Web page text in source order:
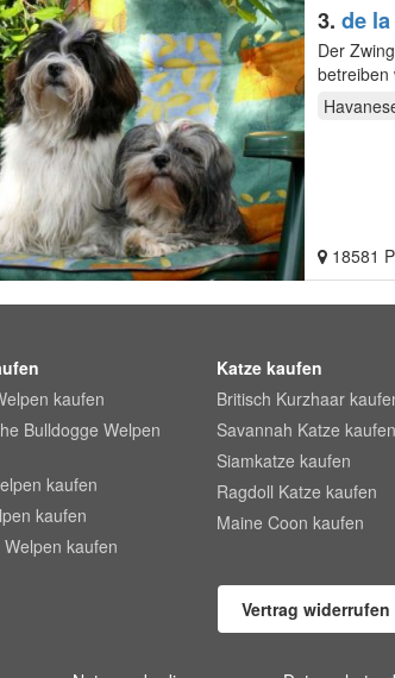
3. de
Der Zwinger
18581
kaufen
Bulldogge Welpen
kaufen
kaufen
kaufen
Katze kaufen
Britisch Kurzhaar
Savannah Katze kaufen
Siamkatze kaufen
Ragdoll Katze kaufen
Maine Coon kaufen
Vertrag widerrufen